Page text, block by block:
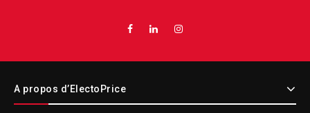
A propos d’ElectoPrice